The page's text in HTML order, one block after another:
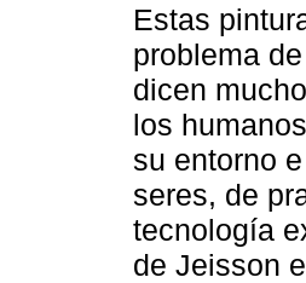
Estas
problema
dicen
los
su entorno
seres, de
tecnología
de Jeisson